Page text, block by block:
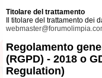
Titolare del trattamento
Il titolare del trattamento dei
Regolamento
(RGPD) - 2018 o
Regulation)